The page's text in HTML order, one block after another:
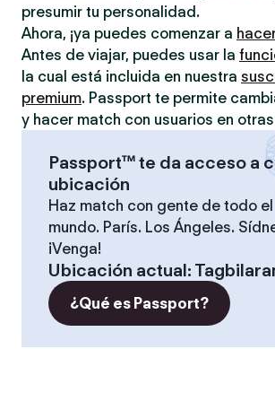
presumir tu personalidad.
Ahora, ¡ya puedes comenzar a
Antes de viajar, puedes usar la
la cual está incluida en nuestra
premium. Passport te permite
y hacer match con usuarios en
Passport™ te da acceso a
ubicación
Haz match con gente de todo el
mundo. París. Los Ángeles.
¡Venga!
Ubicación actual:
¿Qué es Passport?